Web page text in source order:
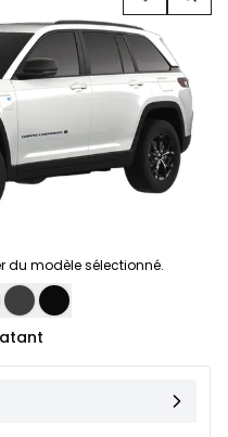
du modèle sélectionné.